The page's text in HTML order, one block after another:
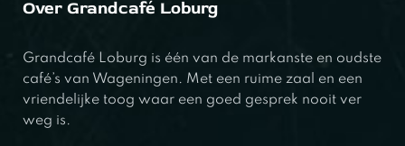
Over Grandcafé Loburg
Grandcafé Loburg is één van de markanste en oudste
café’s van Wageningen. Met een ruime zaal en een
vriendelijke toog waar een goed gesprek nooit ver
weg is.